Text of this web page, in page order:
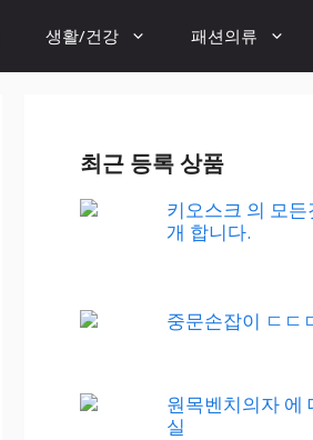
생활/건강 패션의류
최근 등록 상품
키오스크 의 모든
개 합니다.
중문손잡이 ㄷㄷ
원목벤치의자 에
실